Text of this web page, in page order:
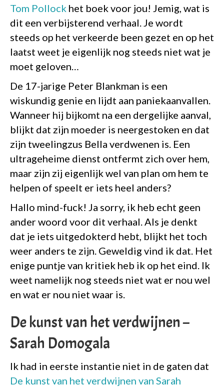
Tom Pollock het boek voor jou! Jemig, wat is
dit een verbijsterend verhaal. Je wordt
steeds op het verkeerde been gezet en op het
laatst weet je eigenlijk nog steeds niet wat je
moet geloven…
De 17-jarige Peter Blankman is een
wiskundig genie en lijdt aan paniekaanvallen.
Wanneer hij bijkomt na een dergelijke aanval,
blijkt dat zijn moeder is neergestoken en dat
zijn tweelingzus Bella verdwenen is. Een
ultrageheime dienst ontfermt zich over hem,
maar zijn zij eigenlijk wel van plan om hem te
helpen of speelt er iets heel anders?
Hallo mind-fuck! Ja sorry, ik heb echt geen
ander woord voor dit verhaal. Als je denkt
dat je iets uitgedokterd hebt, blijkt het toch
weer anders te zijn. Geweldig vind ik dat. Het
enige puntje van kritiek heb ik op het eind. Ik
weet namelijk nog steeds niet wat er nou wel
en wat er nou niet waar is.
De kunst van het verdwijnen –
Sarah Domogala
Ik had in eerste instantie niet in de gaten dat
De kunst van het verdwijnen van Sarah